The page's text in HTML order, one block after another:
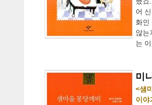
어
화인
않는
는
미
<샘
이야